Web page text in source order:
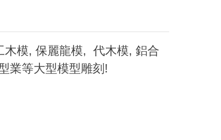
木模, 保麗龍模, 代木模, 鋁合
業等大型模型雕刻!